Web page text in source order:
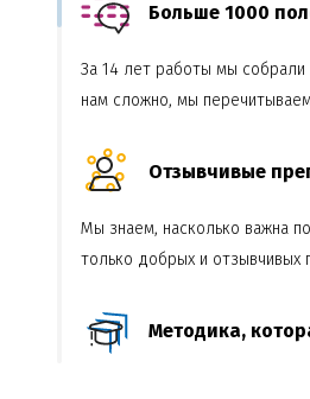
Больше 1000
За 14 лет работы мы
нам сложно, мы
Отзывчивые
Мы знаем, насколько важна
только добрых и
Методика,